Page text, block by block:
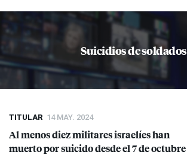
Suicidios de soldados
TITULAR 14 MAY. 2024
Al menos diez militares israelíes han
muerto por suicido desde el 7 de octubre